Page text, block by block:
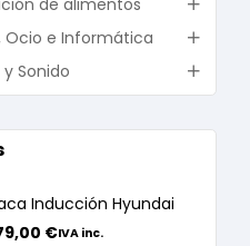
Ocio e Informática
Sonido
Inducción Hyundai
€IVA inc.